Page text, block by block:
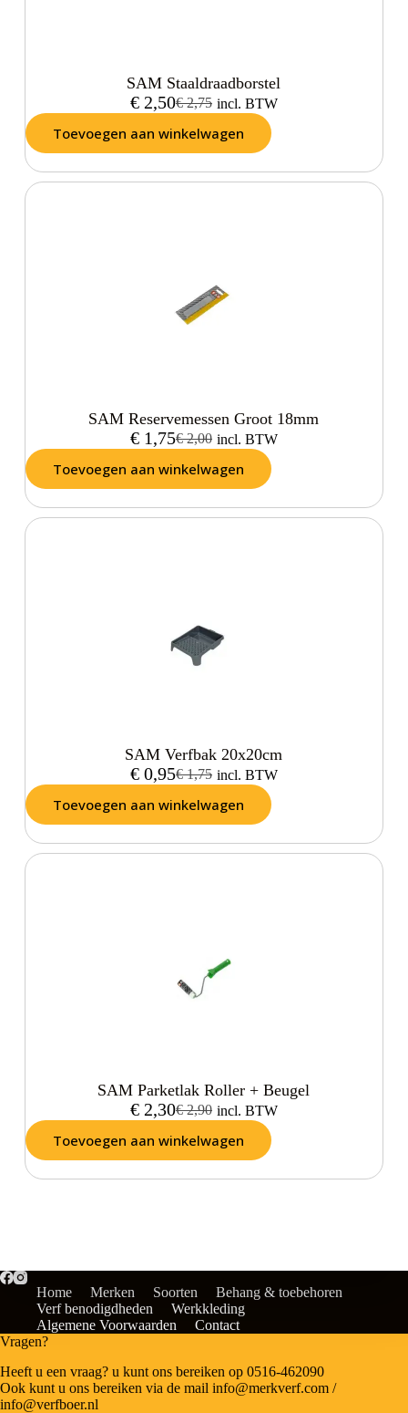
SAM Staaldraadborstel
€2,75
€2,50 incl. BTW
Toevoegen aan winkelwagen
SAM Reservemessen Groot 18mm
€2,00
€1,75 incl. BTW
Toevoegen aan winkelwagen
SAM Verfbak 20x20cm
€1,75
€0,95 incl. BTW
Toevoegen aan winkelwagen
SAM Parketlak Roller + Beugel
€2,90
€2,30 incl. BTW
Toevoegen aan winkelwagen
Home Merken Soorten
Behang & toebehoren
Verf benodigdheden
Werkkleding
Algemene Voorwaarden
Contact
Vragen?
Heeft u een vraag? u kunt ons bereiken op 0516-462090
Ook kunt u ons bereiken via de mail info@merkverf.com /
info@verfboer.nl